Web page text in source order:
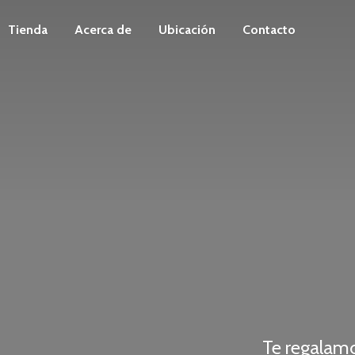
Tienda Acerca de Ubicación Contacto
Te